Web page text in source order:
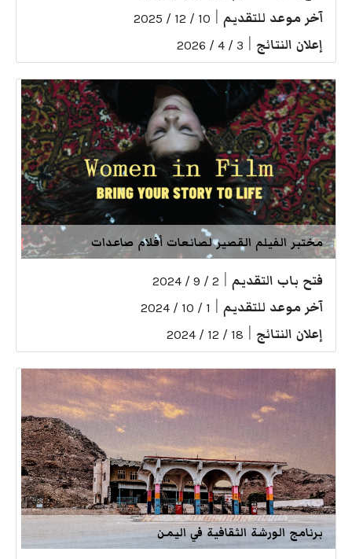
آخر موعد للتقديم 10 / 12 / 2025
إعلان النتائج 3 / 4 / 2026
مختبر الفيلم القصير لصانعات أفلام صاعدات
فتح باب التقديم 2 / 9 / 2024
آخر موعد للتقديم 1 / 10 / 2024
إعلان النتائج 18 / 12 / 2024
برنامج الورشة الثقافية في اليمن